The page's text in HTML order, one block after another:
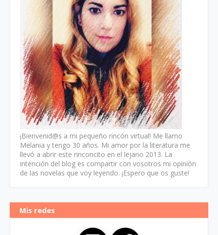
¡Bienvenid@s a mi pequeño rincón virtual! Me llamo
Melania y tengo 30 años. Mi amor por la literatura me
llevó a abrir este rinconcito en el lejano 2013. La
intención del blog es compartir con vosotros mi opinión
de las novelas que voy leyendo. ¡Espero que os guste!
Mis redes